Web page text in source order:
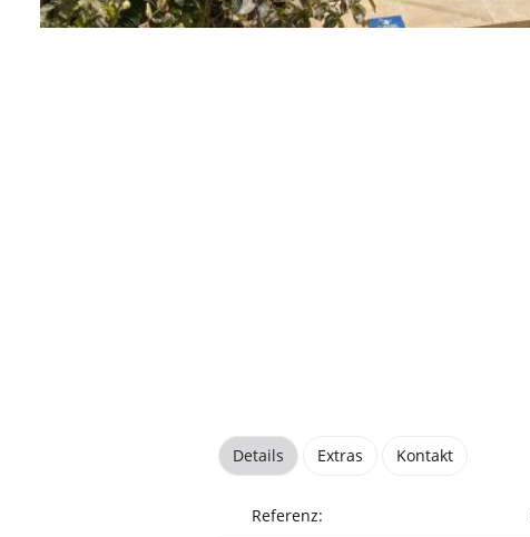
Details Extras Kontakt
Referenz: